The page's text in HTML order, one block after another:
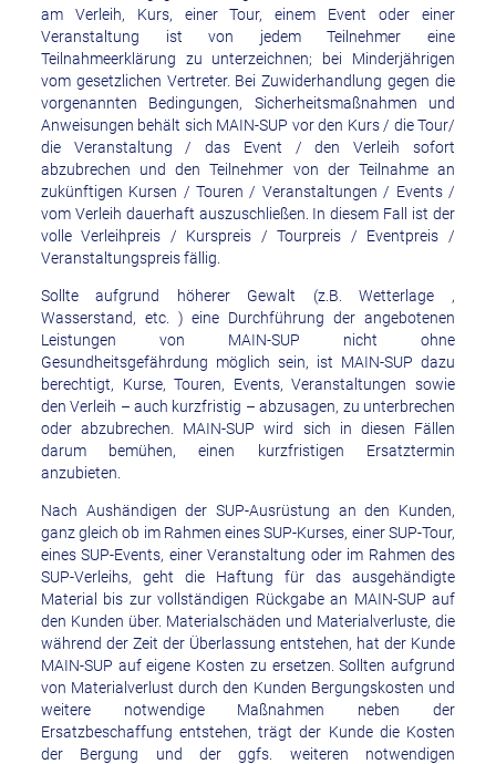
am Verleih, Kurs, einer Tour, einem Event oder einer
Veranstaltung ist von jedem Teilnehmer eine
Teilnahmeerklärung zu unterzeichnen; bei Minderjährigen
vom gesetzlichen Vertreter. Bei Zuwiderhandlung gegen die
vorgenannten Bedingungen, Sicherheitsmaßnahmen und
Anweisungen behält sich MAIN-SUP vor den Kurs / die Tour/
die Veranstaltung / das Event / den Verleih sofort
abzubrechen und den Teilnehmer von der Teilnahme an
zukünftigen Kursen / Touren / Veranstaltungen / Events /
vom Verleih dauerhaft auszuschließen. In diesem Fall ist der
volle Verleihpreis / Kurspreis / Tourpreis / Eventpreis /
Veranstaltungspreis fällig.
Sollte aufgrund höherer Gewalt (z.B. Wetterlage ,
Wasserstand, etc. ) eine Durchführung der angebotenen
Leistungen von MAIN-SUP nicht ohne
Gesundheitsgefährdung möglich sein, ist MAIN-SUP dazu
berechtigt, Kurse, Touren, Events, Veranstaltungen sowie
den Verleih – auch kurzfristig – abzusagen, zu unterbrechen
oder abzubrechen. MAIN-SUP wird sich in diesen Fällen
darum bemühen, einen kurzfristigen Ersatztermin
anzubieten.
Nach Aushändigen der SUP-Ausrüstung an den Kunden,
ganz gleich ob im Rahmen eines SUP-Kurses, einer SUP-Tour,
eines SUP-Events, einer Veranstaltung oder im Rahmen des
SUP-Verleihs, geht die Haftung für das ausgehändigte
Material bis zur vollständigen Rückgabe an MAIN-SUP auf
den Kunden über. Materialschäden und Materialverluste, die
während der Zeit der Überlassung entstehen, hat der Kunde
MAIN-SUP auf eigene Kosten zu ersetzen. Sollten aufgrund
von Materialverlust durch den Kunden Bergungskosten und
weitere notwendige Maßnahmen neben der
Ersatzbeschaffung entstehen, trägt der Kunde die Kosten
der Bergung und der ggfs. weiteren notwendigen